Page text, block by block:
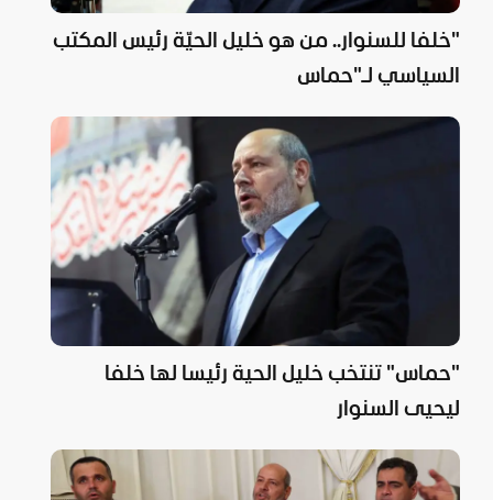
"خلفا للسنوار.. من هو خليل الحيّة رئيس المكتب
السياسي لـ"حماس
"حماس" تنتخب خليل الحية رئيسا لها خلفا
ليحيى السنوار